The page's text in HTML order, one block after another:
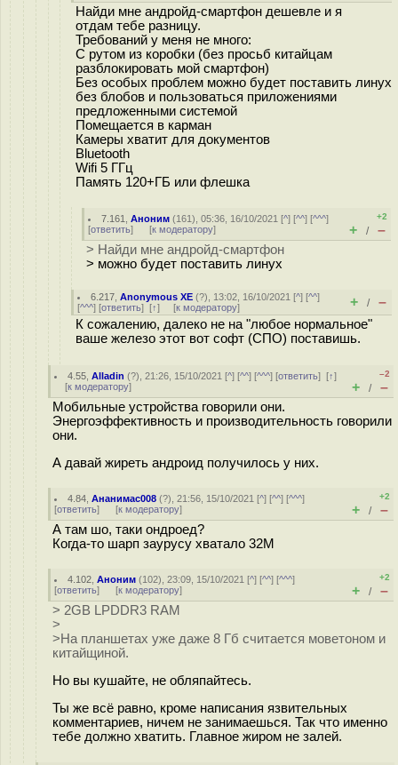
Найди мне андройд-смартфон дешевле и я
отдам тебе разницу.
Требований у меня не много:
С рутом из коробки (без просьб китайцам
разблокировать мой смартфон)
Без особых проблем можно будет поставить линух
без блобов и пользоваться приложениями
предложенными системой
Помещается в карман
Камеры хватит для документов
Bluetooth
Wifi 5 ГГц
Память 120+ГБ или флешка
7.161 ,Аноним (161), 05:36, 16/10/2021 [^] [^^] [^^^]
[ответить] [к модератору]
+2
+ / –
> Найди мне андройд-смартфон
> можно будет поставить линух
6.217 ,Anonymous XE (?), 13:02, 16/10/2021 [^] [^^]
[^^^] [ответить] [↑] [к модератору] + / –
К сожалению, далеко не на "любое нормальное"
ваше железо этот вот софт (СПО) поставишь.
4.55 ,Alladin (?), 21:26, 15/10/2021 [^] [^^] [^^^] [ответить][↑]
[к модератору]
–2
+ / –
Мобильные устройства говорили они.
Энергоэффективность и производительность говорили
они.
А давай жиреть андроид получилось у них.
4.84 ,Ананимас008 (?), 21:56, 15/10/2021 [^] [^^] [^^^]
[ответить] [к модератору]
+2
+ / –
А там шо, таки ондроед?
Когда-то шарп заурусу хватало 32М
4.102 ,Аноним (102), 23:09, 15/10/2021 [^] [^^] [^^^]
[ответить] [к модератору]
+2
+ / –
> 2GB LPDDR3 RAM
>
>На планшетах уже даже 8 Гб считается моветоном и
китайщиной.
Но вы кушайте, не обляпайтесь.
Ты же всё равно, кроме написания язвительных
комментариев, ничем не занимаешься. Так что именно
тебе должно хватить. Главное жиром не залей.